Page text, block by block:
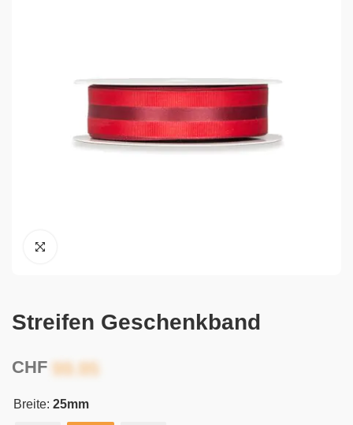
Streifen Geschenkband
CHF
Breite: 25mm